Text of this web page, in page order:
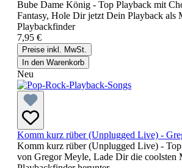
Bube Dame König - Top Playback mit
Fantasy, Hole Dir jetzt Dein Playback als
Playbackfinder
7,95 €
Preise inkl. MwSt.
In den Warenkorb
Neu
Komm kurz rüber (Unplugged Live) -
Komm kurz rüber (Unplugged Live) -
von Gregor Meyle, Lade Dir die coolsten